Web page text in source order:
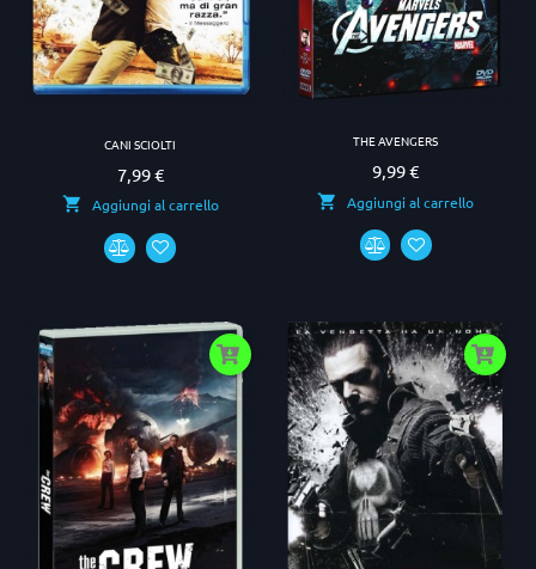
CANI SCIOLTI
Prezzo
7,99 €
Aggiungi al carrello
THE AVENGERS
Prezzo
9,99 €
Aggiungi al carrello